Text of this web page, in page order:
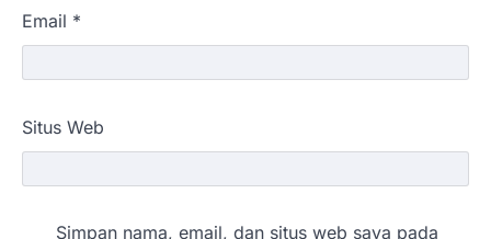
Email *
Situs Web
Simpan nama, email, dan situs web saya pada